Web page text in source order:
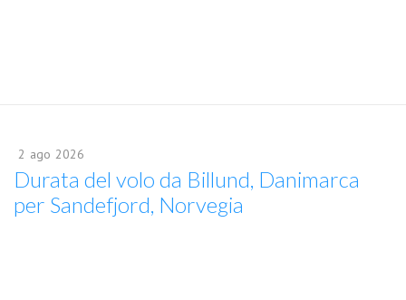
2 ago 2026
Durata del volo da Billund, Danimarca
per Sandefjord, Norvegia